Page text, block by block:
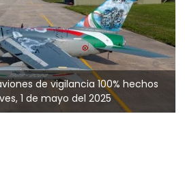
de vigilancia 100% hechos
1 de mayo del 2025